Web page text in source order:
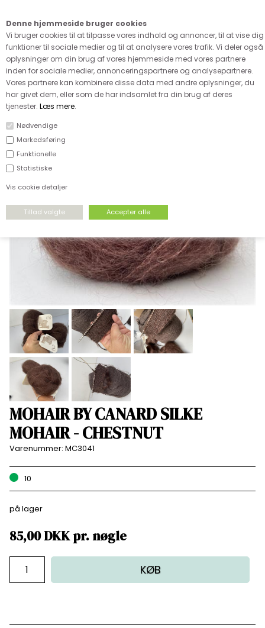
Denne hjemmeside bruger cookies
Vi bruger cookies til at tilpasse vores indhold og annoncer, til at vise dig
funktioner til sociale medier og til at analysere vores trafik. Vi deler også
oplysninger om din brug af vores hjemmeside med vores partnere
inden for sociale medier, annonceringspartnere og analysepartnere.
Vores partnere kan kombinere disse data med andre oplysninger, du
har givet dem, eller som de har indsamlet fra din brug af deres
tjenester. Læs mere.
Nødvendige
Markedsføring
Funktionelle
Statistiske
Vis cookie detaljer
FORSIDE›GARN›MOHAIR
MOHAIR BY CANARD SILKE
MOHAIR - CHESTNUT
Varenummer: MC3041
10
på lager
85,00DKKpr. nøgle
KØB